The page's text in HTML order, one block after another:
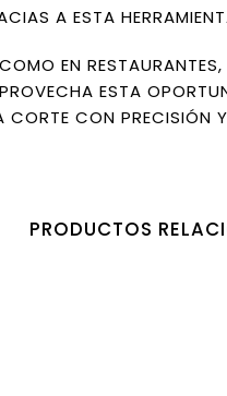
A ESTA
EN
ESTA
CON PRECISIÓN
PRODUCTOS